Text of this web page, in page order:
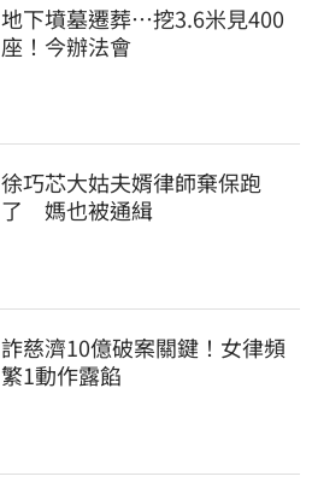
地下墳墓遷葬…挖3.6米見400
座！今辦法會
徐巧芯大姑夫婿律師棄保跑
了　媽也被通緝
詐慈濟10億破案關鍵！女律頻
繁1動作露餡